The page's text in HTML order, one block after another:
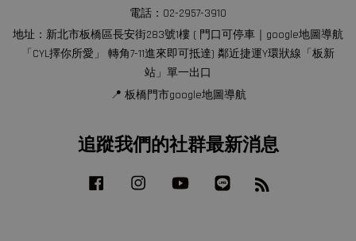
電話：02-2957-3910
地址：新北市板橋區長安街283號1樓 ( 門口可停車｜google地圖導航
「CYL擇你所愛」 轉角7-11進來即可抵達) 鄰近捷運Y環狀線「板新
站」單一出口
📍 板橋門市google地圖導航
追蹤我們的社群最新消息
Facebook Instagram YouTube